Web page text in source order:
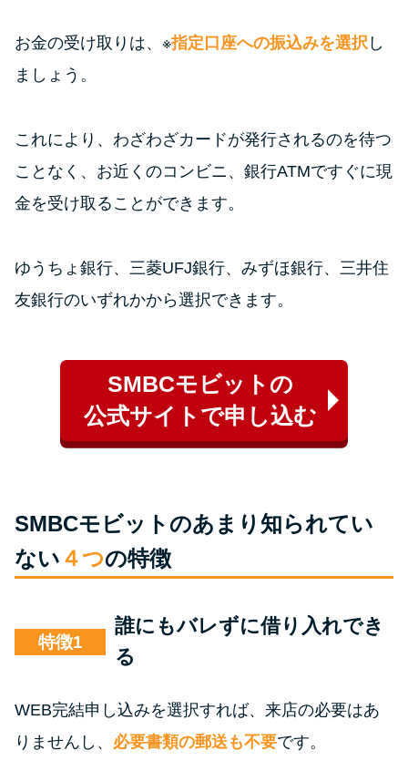
お金の受け取りは、※指定口座への振込みを選択 し
ましょう。
これにより、わざわざカードが発行されるのを待つ
ことなく、お近くのコンビニ、銀行ATMですぐに現
金を受け取ることができます。
ゆうちょ銀行、三菱UFJ銀行、みずほ銀行、三井住
友銀行のいずれかから選択できます。
SMBCモビットの
公式サイトで申し込む
SMBCモビットのあまり知られてい
ない ４つの特徴
特徴
誰にもバレずに借り入れでき
る
WEB完結申し込みを選択すれば、来店の必要はあ
りませんし、 必要書類の郵送も不要です。